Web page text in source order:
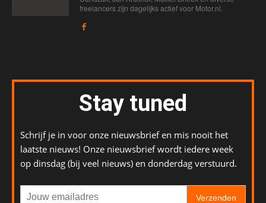
freelancers zijn dagelijks actief voor Motor.nl.
Stay tuned
Schrijf je in voor onze nieuwsbrief en mis nooit het
laatste nieuws! Onze nieuwsbrief wordt iedere week
op dinsdag (bij veel nieuws) en donderdag verstuurd.
Verzenden